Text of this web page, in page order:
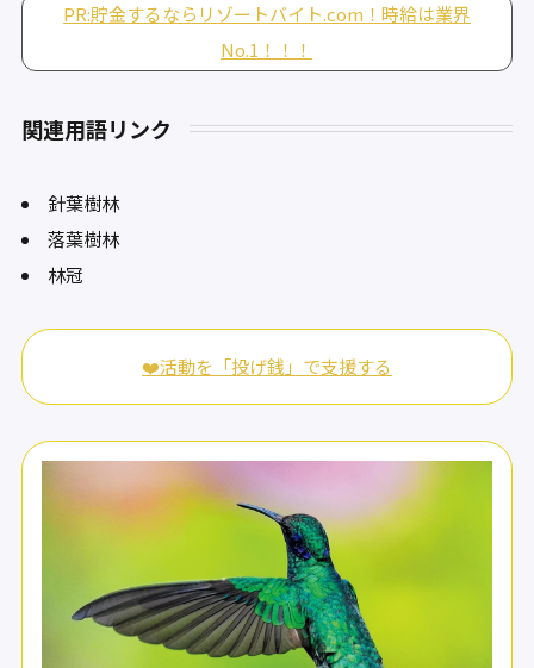
PR:貯金するならリゾートバイト.com！時給は業界
No.1！！！
関連用語リンク
針葉樹林
落葉樹林
林冠
❤️活動を「投げ銭」で支援する